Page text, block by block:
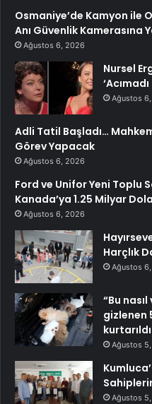
Osmaniye’de Kamyon ile
Anı Güvenlik Kamerasına
Ağustos 6, 2026
Nursel
Ağustos
Adli Tatil Başladı…
Görev Yapacak
Ağustos 6, 2026
Ford ve Unifor Yeni Toplu
Kanada’ya 1.25 Milyar
Ağustos 6, 2026
Harçlık
Ağustos
“Bu
gizlenen
kurtarıldı
Ağustos
Ağustos